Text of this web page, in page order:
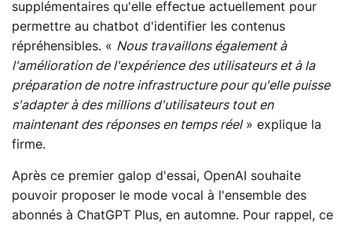
supplémentaires qu'elle effectue actuellement pour
permettre au chatbot d'identifier les contenus
répréhensibles. « Nous travaillons également à
l'amélioration de l'expérience des utilisateurs et à la
préparation de notre infrastructure pour qu'elle puisse
s'adapter à des millions d'utilisateurs tout en
maintenant des réponses en temps réel» explique la
firme.
Après ce premier galop d'essai, OpenAI souhaite
pouvoir proposer le mode vocal à l'ensemble des
abonnés à ChatGPT Plus, en automne. Pour rappel, ce